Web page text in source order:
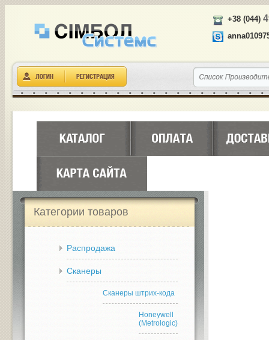
+38 (044)
Категории товаров
Распродажа
Сканеры
Сканеры штрих-кода
Honeywell
(Metrologic)